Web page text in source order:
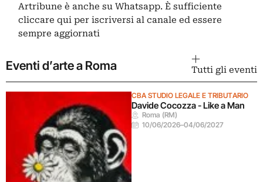
Artribune è anche su Whatsapp. È sufficiente
cliccare qui per iscriversi al canale ed essere
sempre aggiornati
Eventi d’arte a Roma Tutti gli eventi
CBA STUDIO LEGALE E TRIBUTARIO
Davide Cocozza - Like a Man
Roma (RM)
10/06/2026–04/06/2027